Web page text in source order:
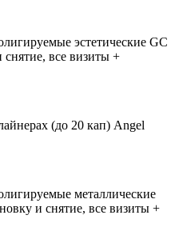
эстетические GC
снятие, все визиты +
(до 20 кап) Angel
металлические
и снятие, все визиты +